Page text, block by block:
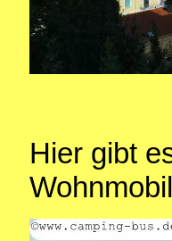
Hier gibt